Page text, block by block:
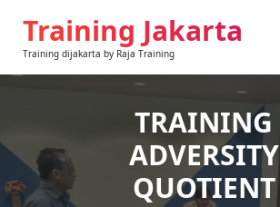
contentTraining Jakarta
Training dijakarta by Raja Training
TRAINING
ADVERSITY
QUOTIENT